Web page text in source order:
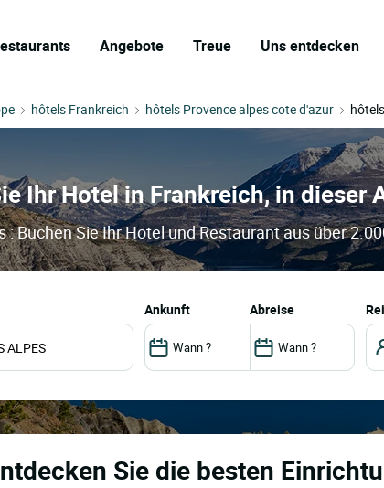
Angebote Treue Uns entdecken
hôtels Frankreich hôtels Provence alpes cote d'azur
Ihr Hotel in Frankreich, in dieser
: Buchen Sie Ihr Hotel und Restaurant aus über
ankunft abreise
Sie die besten